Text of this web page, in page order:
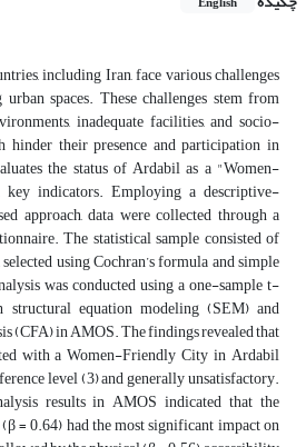
including Iran, face various challenges
spaces. These challenges stem from
inadequate facilities, and socio-
hinder their presence and participation in
the status of Ardabil as a "Women-
indicators. Employing a descriptive-
approach, data were collected through a
The statistical sample consisted of
using Cochran’s formula and simple
was conducted using a one-sample t-
equation modeling (SEM) and
(CFA) in AMOS. The findings revealed that
with a Women-Friendly City in Ardabil
level (3) and generally unsatisfactory.
results in AMOS indicated that the
= 0.64) had the most significant impact on